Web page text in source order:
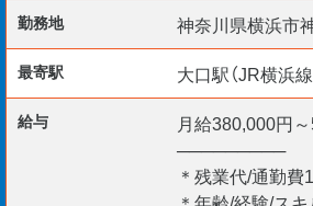
■在籍社員の声（抜粋）
・「家族と夕食を囲む時間が増えまし
ました。」
・「管理業務に集中でき、大規模案件
・「資格と経験が評価され、収入に納
勤務地 神奈川県横浜市
最寄駅 大口駅（JR横浜線
給与
月給380,000円
─────────
＊残業代/通勤費